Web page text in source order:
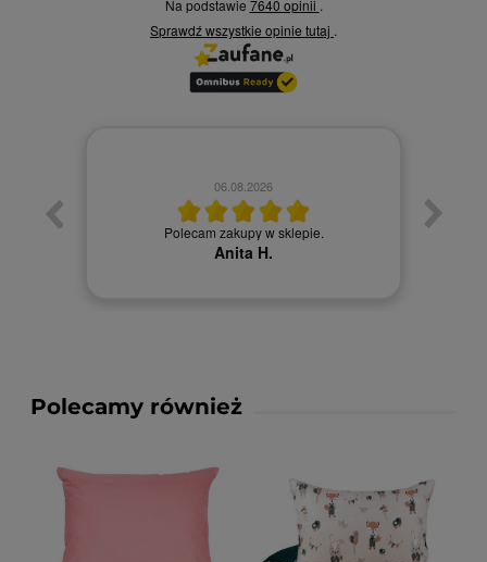
Na podstawie 7640 opinii .
Sprawdź wszystkie opinie tutaj .
06.08.2026
Polecam zakupy w sklepie.
Anita H.
Polecamy również